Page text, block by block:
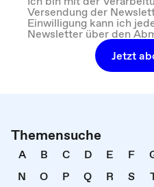
Versendung der
Einwilligung kann ich
Newsletter über den
Jetzt
Themensuche
A B C D E F
N
O P Q R S